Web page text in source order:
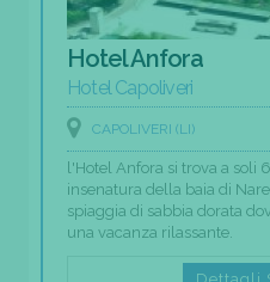
Hotel Anfora
Hotel Capoliveri
CAPOLIVERI (LI)
l'Hotel Anfora si trova a soli
insenatura della baia di
spiaggia di sabbia dorata
una vacanza rilassante.